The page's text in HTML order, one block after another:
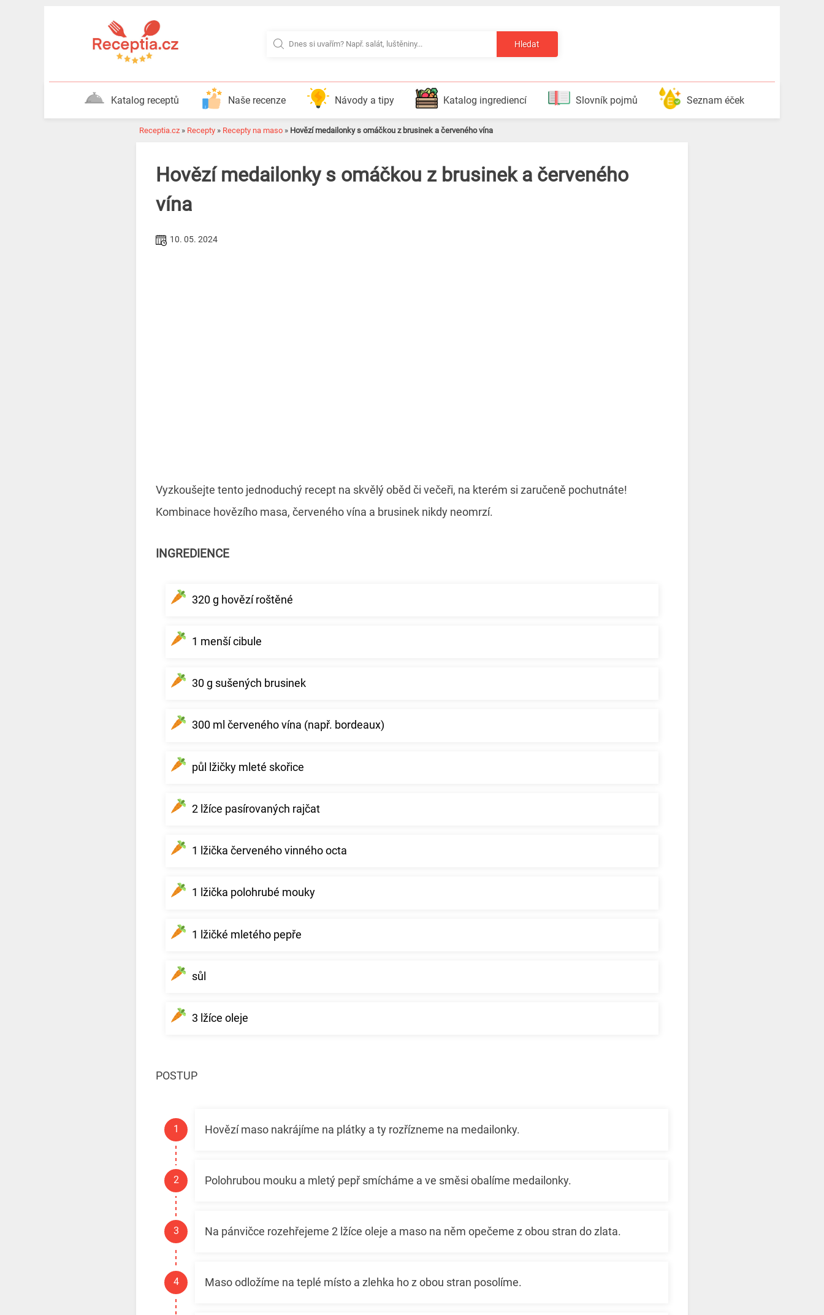
Hledat
Katalog receptů Naše recenze Návody a tipy Katalog ingrediencí Slovník pojmů Seznam éček
Receptia.cz » Recepty » Recepty na maso » Hovězí medailonky s omáčkou z brusinek a červeného vína
Hovězí medailonky s omáčkou z brusinek a červeného
vína
10. 05. 2024
Vyzkoušejte tento jednoduchý recept na skvělý oběd či večeři, na kterém si zaručeně pochutnáte!
Kombinace hovězího masa, červeného vína a brusinek nikdy neomrzí.
INGREDIENCE
320 g hovězí roštěné
1 menší cibule
30 g sušených brusinek
300 ml červeného vína (např. bordeaux)
půl lžičky mleté skořice
2 lžíce pasírovaných rajčat
1 lžička červeného vinného octa
1 lžička polohrubé mouky
1 lžičké mletého pepře
sůl
3 lžíce oleje
POSTUP
Hovězí maso nakrájíme na plátky a ty rozřízneme na medailonky.
Polohrubou mouku a mletý pepř smícháme a ve směsi obalíme medailonky.
Na pánvičce rozehřejeme 2 lžíce oleje a maso na něm opečeme z obou stran do zlata.
Maso odložíme na teplé místo a zlehka ho z obou stran posolíme.